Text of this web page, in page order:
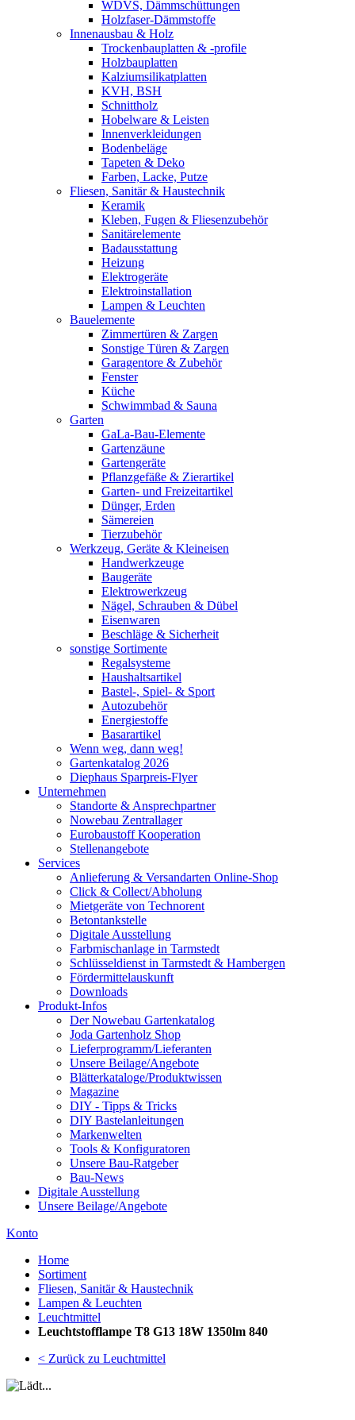
WDVS, Dämmschüttungen
Holzfaser-Dämmstoffe
Innenausbau & Holz
Trockenbauplatten & -profile
Holzbauplatten
Kalziumsilikatplatten
KVH, BSH
Schnittholz
Hobelware & Leisten
Innenverkleidungen
Bodenbeläge
Tapeten & Deko
Farben, Lacke, Putze
Fliesen, Sanitär & Haustechnik
Keramik
Kleben, Fugen & Fliesenzubehör
Sanitärelemente
Badausstattung
Heizung
Elektrogeräte
Elektroinstallation
Lampen & Leuchten
Bauelemente
Zimmertüren & Zargen
Sonstige Türen & Zargen
Garagentore & Zubehör
Fenster
Küche
Schwimmbad & Sauna
Garten
GaLa-Bau-Elemente
Gartenzäune
Gartengeräte
Pflanzgefäße & Zierartikel
Garten- und Freizeitartikel
Dünger, Erden
Sämereien
Tierzubehör
Werkzeug, Geräte & Kleineisen
Handwerkzeuge
Baugeräte
Elektrowerkzeug
Nägel, Schrauben & Dübel
Eisenwaren
Beschläge & Sicherheit
sonstige Sortimente
Regalsysteme
Haushaltsartikel
Bastel-, Spiel- & Sport
Autozubehör
Energiestoffe
Basarartikel
Wenn weg, dann weg!
Gartenkatalog 2026
Diephaus Sparpreis-Flyer
Unternehmen
Standorte & Ansprechpartner
Nowebau Zentrallager
Eurobaustoff Kooperation
Stellenangebote
Services
Anlieferung & Versandarten Online-Shop
Click & Collect/Abholung
Mietgeräte von Technorent
Betontankstelle
Digitale Ausstellung
Farbmischanlage in Tarmstedt
Schlüsseldienst in Tarmstedt & Hambergen
Fördermittelauskunft
Downloads
Produkt-Infos
Der Nowebau Gartenkatalog
Joda Gartenholz Shop
Lieferprogramm/Lieferanten
Unsere Beilage/Angebote
Blätterkataloge/Produktwissen
Magazine
DIY - Tipps & Tricks
DIY Bastelanleitungen
Markenwelten
Tools & Konfiguratoren
Unsere Bau-Ratgeber
Bau-News
Digitale Ausstellung
Unsere Beilage/Angebote
Konto
Home
Sortiment
Fliesen, Sanitär & Haustechnik
Lampen & Leuchten
Leuchtmittel
Leuchtstofflampe T8 G13 18W 1350lm 840
< Zurück zu Leuchtmittel